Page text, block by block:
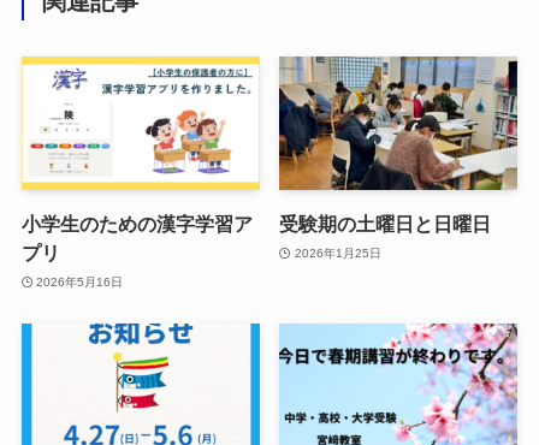
小学生のための漢字学習ア
プリ
2026年5月16日
受験期の土曜日と日曜日
2026年1月25日